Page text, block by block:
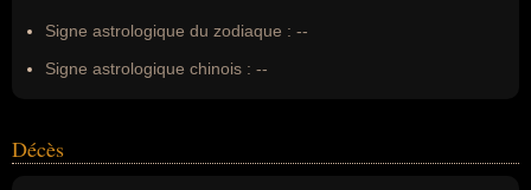
Signe astrologique du zodiaque : --
Signe astrologique chinois : --
Décès